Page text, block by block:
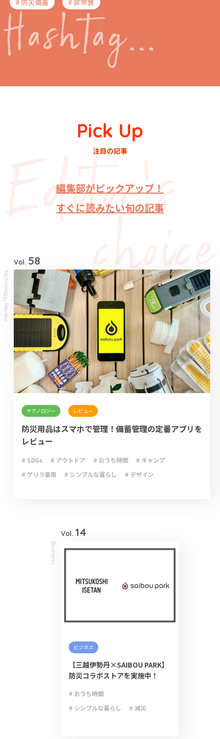
# 防災備蓄 # 非常食
Pick Up
注目の記事
編集部がピックアップ！
すぐに読みたい旬の記事
Technology
,
Review
Vol. 58
テクノロジー レビュー
防災用品はスマホで管理！備蓄管理の定番アプリを
レビュー
# SDGs # アウトドア # おうち時間
# キャンプ
# ゲリラ豪雨
# シンプルな暮らし
# デザイン
Business
Vol. 14
ビジネス
【三越伊勢丹×SAIBOU PARK】
防災コラボストアを実施中！
# おうち時間
# シンプルな暮らし
# 減災